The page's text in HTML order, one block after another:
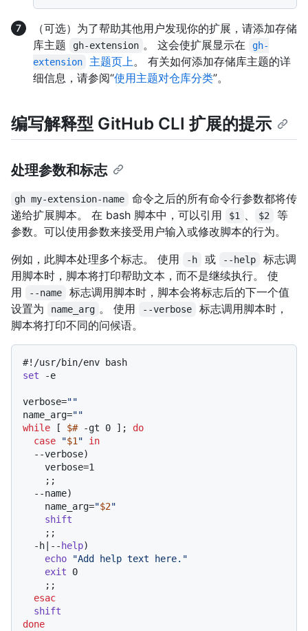
（可选）为了帮助其他用户发现你的扩展，请添加存储
库主题
gh-extension 。 这会使扩展显示在
gh-
extension
主题页上 。 有关如何添加存储库主题的详
细信息，请参阅“使用主题对仓库分类”。
编写解释型 GitHub CLI 扩展的提示
处理参数和标志
gh my-extension-name
命令之后的所有命令行参数都将传
递给扩展脚本。 在 bash 脚本中，可以引用
$1 、 $2
等
参数。可以使用参数来接受用户输入或修改脚本的行为。
例如，此脚本处理多个标志。 使用
-h 或 --help
标志调
用脚本时，脚本将打印帮助文本，而不是继续执行。 使
用
--name
标志调用脚本时，脚本会将标志后的下一个值
设置为
name_arg 。 使用 --verbose
标志调用脚本时，
脚本将打印不同的问候语。
#!/usr/bin/env bash
set -e
verbose=""
name_arg=""
while [ $# -gt 0 ]; do
case
"$1 "
in
    name_arg=
"$2"
shift
  -h|--
help)
echo
"Add help text here."
exit 0
esac
shift
done